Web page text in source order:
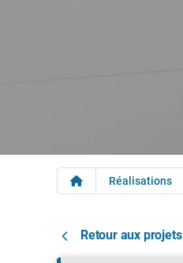
Réalisations
Retour aux projets